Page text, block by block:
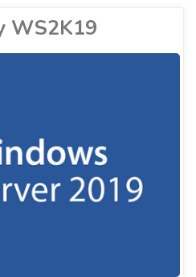
WS2K19